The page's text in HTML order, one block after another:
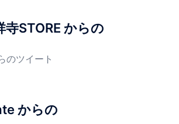
STORE からの
のツイート
からの